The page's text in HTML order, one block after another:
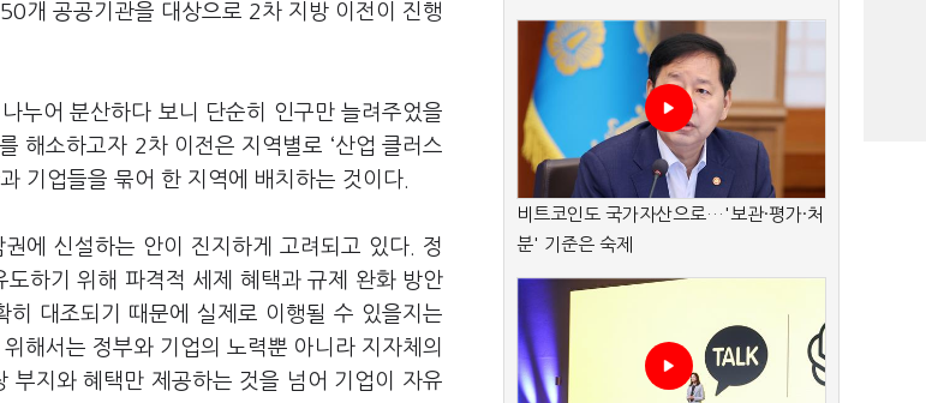
개 공공기관을 대상으로 2차 지방 이전이 진행
누어 분산하다 보니 단순히 인구만 늘려주었을
해소하고자 2차 이전은 지역별로 ‘산업 클러스
기업들을 묶어 한 지역에 배치하는 것이다.
에 신설하는 안이 진지하게 고려되고 있다. 정
하기 위해 파격적 세제 혜택과 규제 완화 방안
대조되기 때문에 실제로 이행될 수 있을지는
해서는 정부와 기업의 노력뿐 아니라 지자체의
부지와 혜택만 제공하는 것을 넘어 기업이 자유
비트코인도 국가자산으로…'보관·평가·처
분' 기준은 숙제